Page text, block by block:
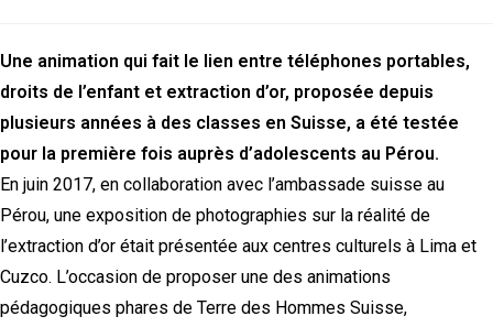
Une animation qui fait le lien entre téléphones portables,
droits de l’enfant et extraction d’or, proposée depuis
plusieurs années à des classes en Suisse, a été testée
pour la première fois auprès d’adolescents au Pérou.
En juin 2017, en collaboration avec l’ambassade suisse au
Pérou, une exposition de photographies sur la réalité de
l’extraction d’or était présentée aux centres culturels à Lima et
Cuzco. L’occasion de proposer une des animations
pédagogiques phares de Terre des Hommes Suisse,